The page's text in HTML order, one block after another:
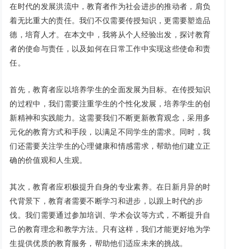
在时代的发展洪流中，教育者作为社会进步的推动者，肩负
着无比重大的责任。我们不仅需要传授知识，更需要塑造品
德，培育人才。在本文中，我将从个人经验出发，探讨教育
者的使命与责任，以及如何在日常工作中实现这些使命和责
任。
首先，教育者应以培养学生的全面发展为目标。在传授知识
的过程中，我们需要注重学生的个性化发展，培养学生的创
新精神和实践能力。这需要我们不断更新教育观念，采用多
元化的教育方式和手段，以满足不同学生的需求。同时，我
们还需要关注学生的心理健康和情感需求，帮助他们建立正
确的价值观和人生观。
其次，教育者应积极提升自身的专业素养。在日新月异的时
代背景下，教育者需要不断学习和进步，以跟上时代的步
伐。我们需要通过参加培训、学术会议等方式，不断提升自
己的教育理念和教学方法。只有这样，我们才能更好地为学
生提供优质的教育服务，帮助他们适应未来的挑战。